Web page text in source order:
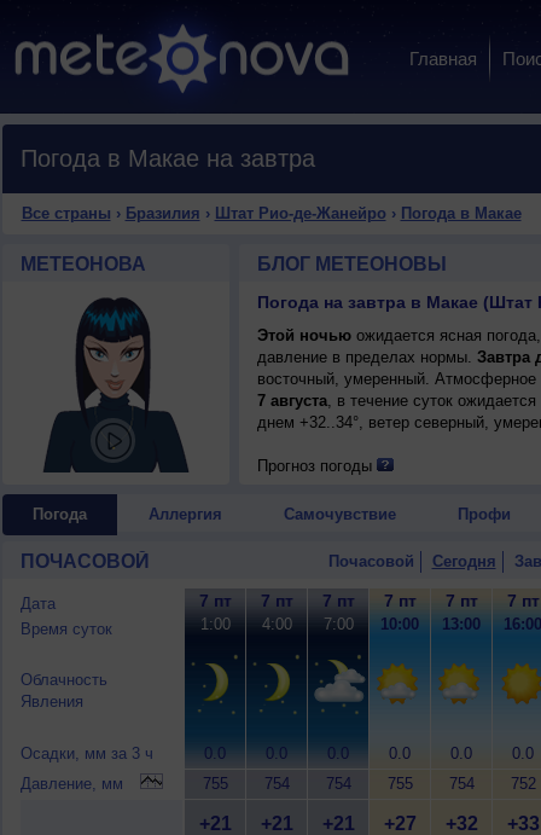
Главная
Погода в Макае на завтра
Все страны › Бразилия › Штат Рио-де-Жанейро › Погода в Макае
МЕТЕОНОВА БЛОГ МЕТЕОНОВЫ
Погода на завтра в Макае
Этой ночьюожидается ясная
давление в пределах нормы. Завтра
восточный, умеренный.
7 августа, в течение суток
днем +32..34°, ветер северный,
Прогноз погоды
Погода Аллергия Самочувствие Профи
ПОЧАСОВОЙ Почасовой Сегодня
Дата
Время суток
Облачность
Явления
Осадки, мм за 3 ч
Давление, мм
7 пт
1:00
0.0
755
+21
7 пт
4:00
0.0
754
+21
7 пт
7:00
0.0
754
+21
7 пт
10:00
0.0
755
+27
7 пт
13:00
0.0
754
+32
7 пт
16:00
0.0
752
+33